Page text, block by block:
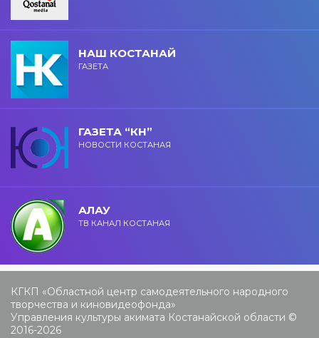
НАШ КОСТАНАЙ
ГАЗЕТА
ГАЗЕТА “КН”
НОВОСТИ КОСТАНАЯ
АЛАУ
ТВ КАНАЛ КОСТАНАЯ
КГКП «Областной центр самодеятельного народного
творчества и киновидеофонда»
Управления культуры акимата Костанайской области ©
2016-2026